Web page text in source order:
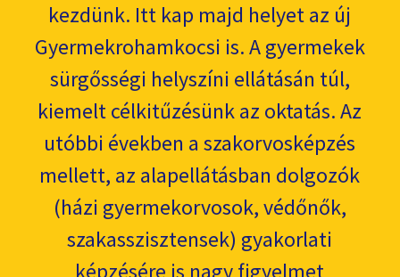
kezdünk. Itt kap majd helyet az új
Gyermekrohamkocsi is. A gyermekek
sürgősségi helyszíni ellátásán túl,
kiemelt célkitűzésünk az oktatás. Az
utóbbi években a szakorvosképzés
mellett, az alapellátásban dolgozók
(házi gyermekorvosok, védőnők,
szakasszisztensek) gyakorlati
képzésére is nagy figyelmet